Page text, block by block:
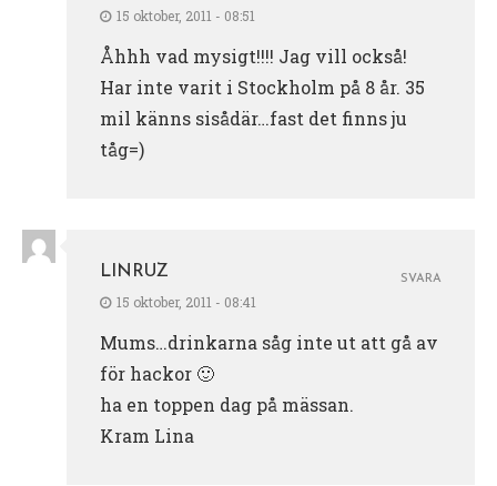
15 oktober, 2011 - 08:51
Åhhh vad mysigt!!!! Jag vill också!
Har inte varit i Stockholm på 8 år. 35
mil känns sisådär…fast det finns ju
tåg=)
LINRUZ
15 oktober, 2011 - 08:41
Mums…drinkarna såg inte ut att gå av
för hackor 🙂
ha en toppen dag på mässan.
Kram Lina
SVARA